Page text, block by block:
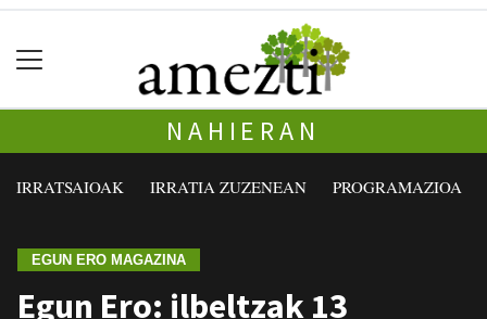
NAHIERAN
IRRATSAIOAK IRRATIA ZUZENEAN PROGRAMAZIOA
EGUN ERO MAGAZINA
Egun Ero: ilbeltzak 13